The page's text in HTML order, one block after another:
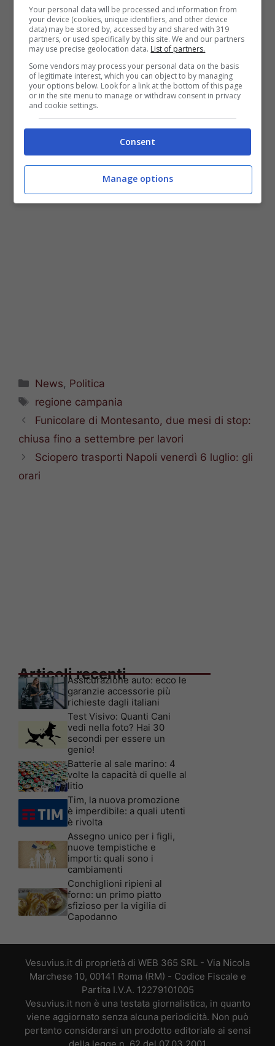
Numeri però per forza di cose parziali, visto che
non tengono in considerazione le vittime che si
sono recate in altre strutture ospedaliere e
quelle che invece non hanno denunciato la
violenza.La nuova legge pone inoltre grande
attenzione al mondo dell’associazionismo:
“Le associazione che per anni hanno svolto
consigliere regionale del Pdl Bianca D’Angelo al
‘Mattino’ – , avranno uno strumento per
Categorie
News, Politica
Tag
regione campania
Funicolare di Montesanto, due mesi di stop:
chiusa fino a settembre per lavori
Sciopero trasporti Napoli venerdì 6 luglio: gli
orari
Articoli recenti
Assicurazione auto: ecco le
garanzie accessorie più
richieste dagli italiani
Test Visivo: Quanti Cani
vedi nella foto? Hai 30
secondi per essere un
genio!
Batterie al sale marino: 4
volte la capacità di quelle al
litio
Tim, la nuova promozione
è imperdibile: a quali utenti
è rivolta
Assegno unico per i figli,
nuove tempistiche e
importi: quali sono i
cambiamenti
Conchiglioni ripieni al
forno: un primo piatto
sfizioso per la vigilia di
Capodanno
Vesuvius.it di proprietà di WEB 365 SRL - Via Nicola
Marchese 10, 00141 Roma (RM) - Codice Fiscale e
Partita I.V.A. 12279101005
Vesuvius.it non è una testata giornalistica, in quanto
viene aggiornato senza alcuna periodicità. Non può
pertanto considerarsi un prodotto editoriale ai sensi
Your personal data will be processed and information from
your device (cookies, unique identifiers, and other device
data) may be stored by, accessed by and shared with 319
partners, or used specifically by this site. We and our partners
may use precise geolocation data. List of partners.
Some vendors may process your personal data on the basis
of legitimate interest, which you can object to by managing
your options below. Look for a link at the bottom of this page
or in the site menu to manage or withdraw consent in privacy
and cookie settings.
Consent
Manage options